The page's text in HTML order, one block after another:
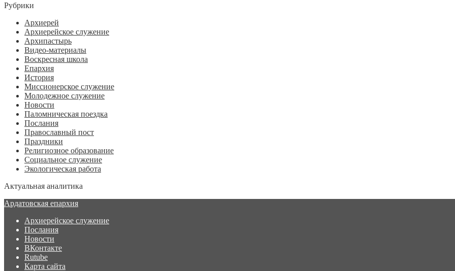
Рубрики
Архиерей
Архиерейское служение
Архипастырь
Видео-материалы
Воскресная школа
Епархия
История
Миссионерское служение
Молодежное служение
Новости
Паломническая поездка
Послания
Православный пост
Праздники
Религиозное образование
Социальное служение
Экологическая работа
Актуальная аналитика
Ардатовская епархия
Архиерейское служение
Послания
Новости
ВКонтакте
Rutube
Карта сайта